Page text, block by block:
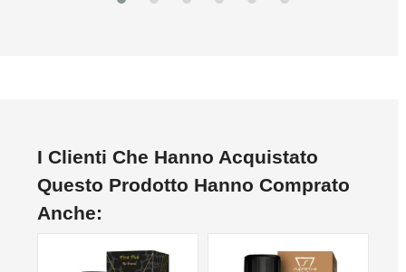
I Clienti Che Hanno Acquistato
Questo Prodotto Hanno Comprato
Anche: